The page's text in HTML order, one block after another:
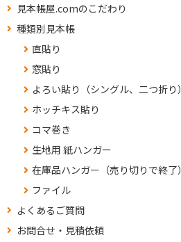
見本帳屋.comのこだわり
種類別見本帳
直貼り
窓貼り
よろい貼り（シングル、二つ折り）
ホッチキス貼り
コマ巻き
生地用 紙ハンガー
在庫品ハンガー（売り切りで終了）
ファイル
よくあるご質問
お問合せ・見積依頼